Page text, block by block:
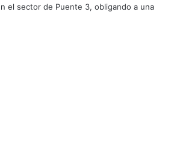
el sector de Puente 3, obligando a una